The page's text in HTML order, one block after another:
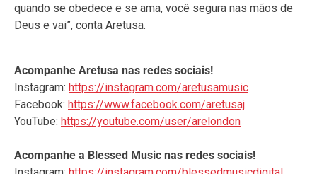
quando se obedece e se ama, você segura nas mãos de
Deus e vai”, conta Aretusa.
Acompanhe Aretusa nas redes sociais!
Instagram: https://instagram.com/aretusamusic
Facebook: https://www.facebook.com/aretusaj
YouTube: https://youtube.com/user/arelondon
Acompanhe a Blessed Music nas redes sociais!